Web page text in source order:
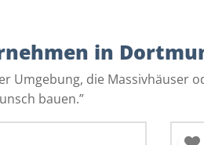
in
Umgebung, die Massivhäuser
bauen.”